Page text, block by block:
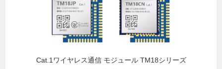
Cat.1ワイヤレス通信 モジュール TM18シリーズ